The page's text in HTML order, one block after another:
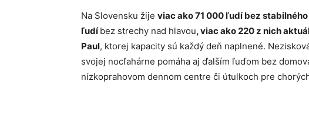
Na Slovensku žije viac ako 71 000 ľudí bez
ľudíbez strechy nad hlavou, viac ako 220 z nich
Paul, ktorej kapacity sú každý deň naplnené.
svojej nocľahárne pomáha aj ďalším ľuďom bez
nízkoprahovom dennom centre či útulkoch pre